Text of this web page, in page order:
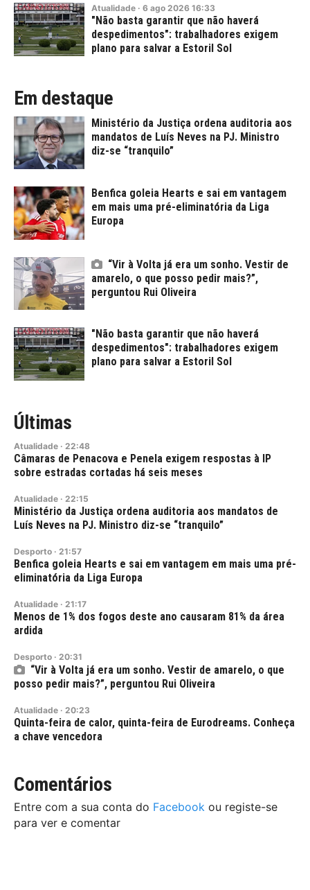
Atualidade · 6 ago 2026 16:33
"Não basta garantir que não haverá
despedimentos": trabalhadores exigem
plano para salvar a Estoril Sol
Em destaque
Ministério da Justiça ordena auditoria aos
mandatos de Luís Neves na PJ. Ministro
diz-se “tranquilo”
Benfica goleia Hearts e sai em vantagem
em mais uma pré-eliminatória da Liga
Europa
“Vir à Volta já era um sonho. Vestir de
amarelo, o que posso pedir mais?”,
perguntou Rui Oliveira
"Não basta garantir que não haverá
despedimentos": trabalhadores exigem
plano para salvar a Estoril Sol
Últimas
Atualidade · 22:48
Câmaras de Penacova e Penela exigem respostas à IP
sobre estradas cortadas há seis meses
Atualidade · 22:15
Ministério da Justiça ordena auditoria aos mandatos de
Luís Neves na PJ. Ministro diz-se “tranquilo”
Desporto · 21:57
Benfica goleia Hearts e sai em vantagem em mais uma pré-
eliminatória da Liga Europa
Atualidade · 21:17
Menos de 1% dos fogos deste ano causaram 81% da área
ardida
Desporto · 20:31
“Vir à Volta já era um sonho. Vestir de amarelo, o que
posso pedir mais?”, perguntou Rui Oliveira
Atualidade · 20:23
Quinta-feira de calor, quinta-feira de Eurodreams. Conheça
a chave vencedora
Comentários
Entre com a sua conta do Facebook ou registe-se
para ver e comentar